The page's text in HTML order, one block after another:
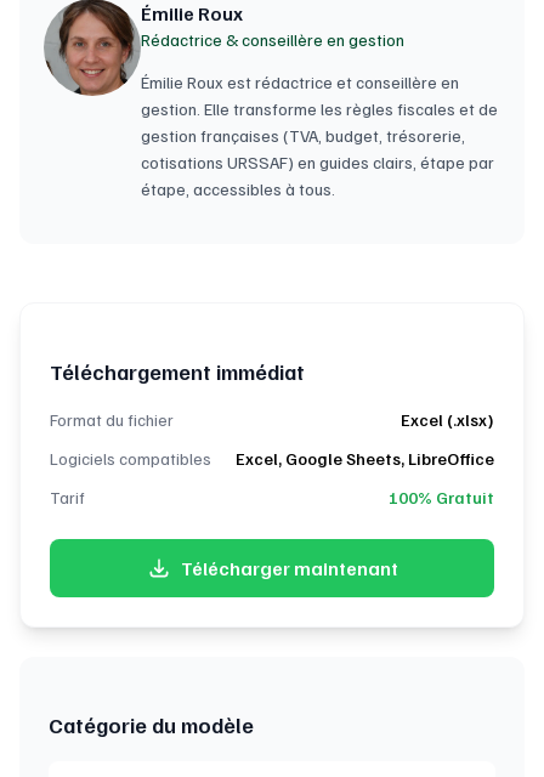
Émilie Roux
Rédactrice & conseillère en gestion
Émilie Roux est rédactrice et conseillère en
gestion. Elle transforme les règles fiscales et de
gestion françaises (TVA, budget, trésorerie,
cotisations URSSAF) en guides clairs, étape par
étape, accessibles à tous.
Téléchargement immédiat
Format du fichier
Excel (.xlsx)
Logiciels compatibles
Excel, Google Sheets, LibreOffice
Tarif
100% Gratuit
Télécharger maintenant
Catégorie du modèle